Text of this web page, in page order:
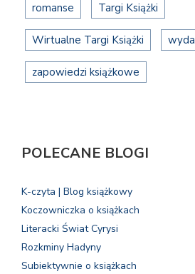
romanse Targi Książki
Wirtualne Targi Książki
zapowiedzi książkowe
POLECANE BLOGI
K-czyta | Blog książkowy
Koczowniczka o książkach
Literacki Świat Cyrysi
Rozkminy Hadyny
Subiektywnie o książkach